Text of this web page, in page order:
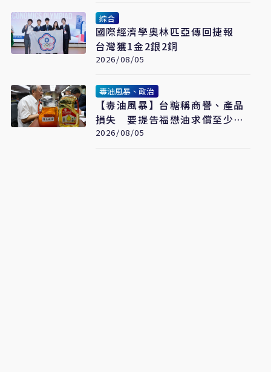
綜合
國際經濟學奧林匹亞傳回捷報
台灣獲1金2銀2銅
2026/08/05
毒油風暴、政治
【毒油風暴】台糖稱商譽、產品
損失 要提告福懋油求償至少
2.43億元
2026/08/05